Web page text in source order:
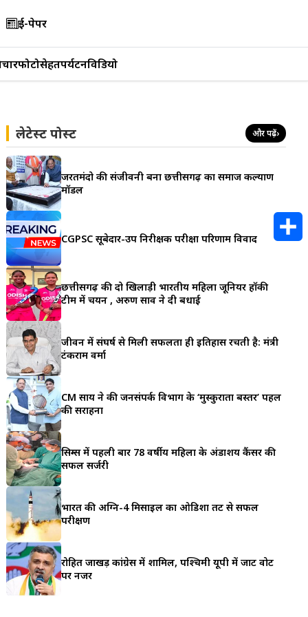
ई-पेपर
फोटोसेहतपर्यटनविडियो
लेटेस्ट पोस्ट और पढ़ें›
जरूरतमंदो की संजीवनी बना छत्तीसगढ़ का समाज कल्याण
मॉडल
CGPSC सूबेदार-उप निरीक्षक परीक्षा परिणाम विवाद
छत्तीसगढ़ की दो खिलाड़ी भारतीय महिला जूनियर हॉकी
टीम में चयन , अरुण साव ने दी बधाई
जीवन में संघर्ष से मिली सफलता ही इतिहास रचती है: मंत्री
टंकराम वर्मा
CM साय ने की जनसंपर्क विभाग के ‘मुस्कुराता बस्तर’ पहल
की सराहना
सिम्स में पहली बार 78 वर्षीय महिला के अंडाशय कैंसर की
सफल सर्जरी
भारत की अग्नि-4 मिसाइल का ओडिशा तट से सफल
परीक्षण
रोहित जाखड़ कांग्रेस में शामिल, पश्चिमी यूपी में जाट वोट
पर नजर
r